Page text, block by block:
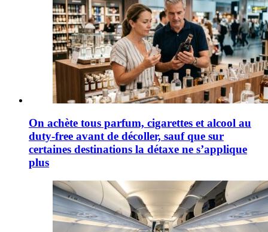
On achète tous parfum, cigarettes et alcool au
duty-free avant de décoller, sauf que sur
certaines destinations la détaxe ne s’applique
plus